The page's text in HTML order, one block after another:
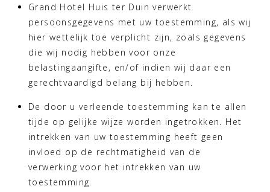
Grand Hotel Huis ter Duin verwerkt
persoonsgegevens met uw toestemming, als wij
hier wettelijk toe verplicht zijn, zoals gegevens
die wij nodig hebben voor onze
belastingaangifte, en/of indien wij daar een
gerechtvaardigd belang bij hebben.
De door u verleende toestemming kan te allen
tijde op gelijke wijze worden ingetrokken. Het
intrekken van uw toestemming heeft geen
invloed op de rechtmatigheid van de
verwerking voor het intrekken van uw
toestemming.